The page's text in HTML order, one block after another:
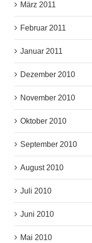
März 2011
Februar 2011
Januar 2011
Dezember 2010
November 2010
Oktober 2010
September 2010
August 2010
Juli 2010
Juni 2010
Mai 2010